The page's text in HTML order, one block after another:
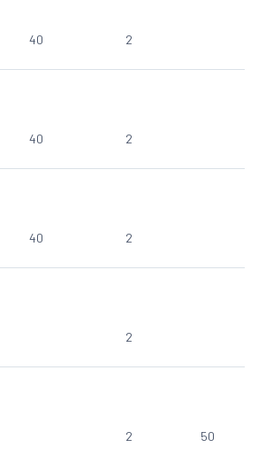
40 2
40 2
40 2
2
2 50